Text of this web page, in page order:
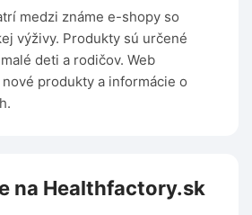
medzi známe e-shopy so
výživy. Produkty sú určené
deti a rodičov. Web
produkty a informácie o
na Healthfactory.sk